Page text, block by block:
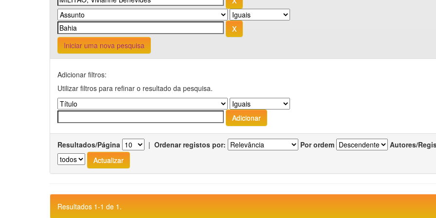
Iniciar uma nova pesquisa
Adicionar filtros:
Utilizar filtros para refinar o resultado da pesquisa.
Resultados/Página | Ordenar registos por: Por ordem Autores/
Resultados 1-1 de 1.